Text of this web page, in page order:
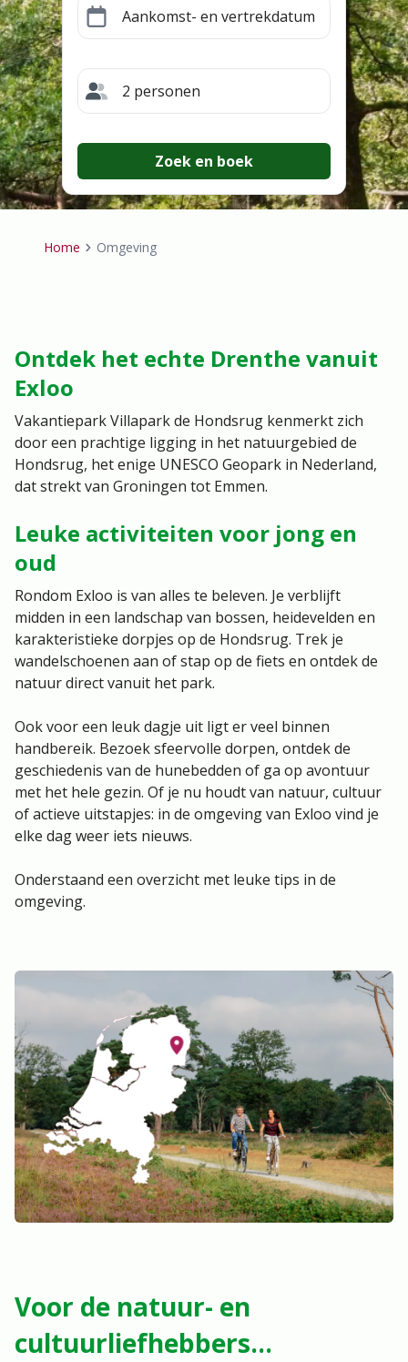
Aankomst- en vertrekdatum
2 personen
Zoek en boek
Breadcrumb
Home Omgeving
Ontdek het echte Drenthe vanuit
Exloo
Vakantiepark Villapark de Hondsrug kenmerkt zich
door een prachtige ligging in het natuurgebied de
Hondsrug, het enige UNESCO Geopark in Nederland,
dat strekt van Groningen tot Emmen.
Leuke activiteiten voor jong en
oud
Rondom Exloo is van alles te beleven. Je verblijft
midden in een landschap van bossen, heidevelden en
karakteristieke dorpjes op de Hondsrug. Trek je
wandelschoenen aan of stap op de fiets en ontdek de
natuur direct vanuit het park.
Ook voor een leuk dagje uit ligt er veel binnen
handbereik. Bezoek sfeervolle dorpen, ontdek de
geschiedenis van de hunebedden of ga op avontuur
met het hele gezin. Of je nu houdt van natuur, cultuur
of actieve uitstapjes: in de omgeving van Exloo vind je
elke dag weer iets nieuws.
Onderstaand een overzicht met leuke tips in de
omgeving.
Voor de natuur- en
cultuurliefhebbers...